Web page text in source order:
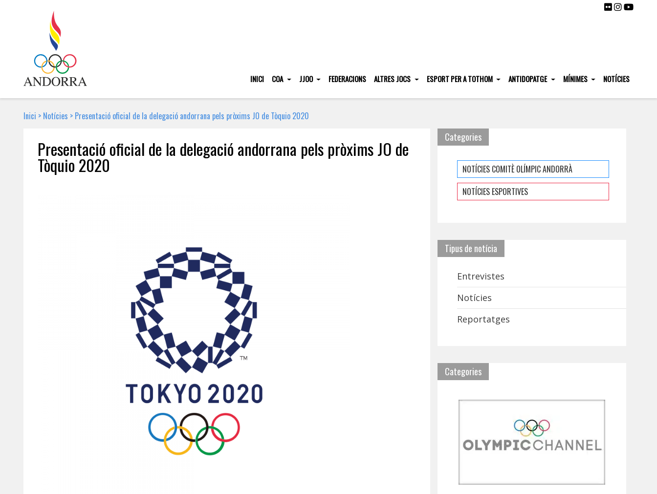
INICI COA JJOO FEDERACIONS ALTRES JOCS ESPORT PER A TOTHOM ANTIDOPATGE MÍNIMES NOTÍCIES
Inici > Notícies > Presentació oficial de la delegació andorrana pels pròxims JO de Tòquio 2020
Presentació oficial de la delegació andorrana pels pròxims JO de
Tòquio 2020
Categories
NOTÍCIES COMITÈ OLÍMPIC ANDORRÀ
NOTÍCIES ESPORTIVES
Tipus de notícia
Entrevistes
Notícies
Reportatges
Categories